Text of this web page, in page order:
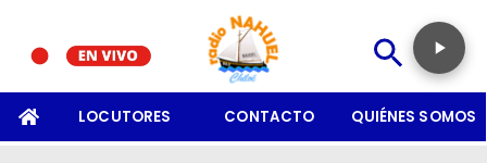
LOCUTORES CONTACTO QUIÉNES SOMOS